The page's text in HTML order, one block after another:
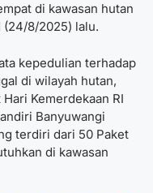
di kawasan hutan
(24/8/2025) lalu.
kepedulian terhadap
di wilayah hutan,
Kemerdekaan RI
Banyuwangi
terdiri dari 50 Paket
di kawasan